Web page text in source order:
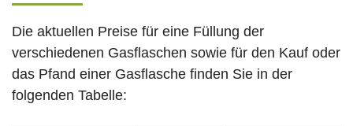
Die aktuellen Preise für eine Füllung der
verschiedenen Gasflaschen sowie für den Kauf oder
das Pfand einer Gasflasche finden Sie in der
folgenden Tabelle: